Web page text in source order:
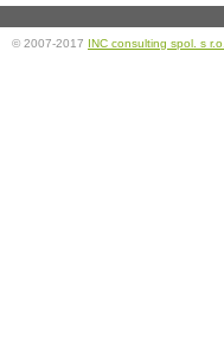
© 2007-2017 INC consulting spol. s r.o.